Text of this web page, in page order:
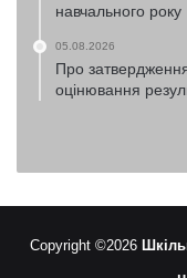
навчального року
05.08.2026
Про
оцінювання
Copyright ©2026